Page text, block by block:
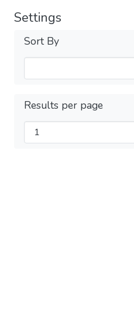
Settings
Sort By
Results per page